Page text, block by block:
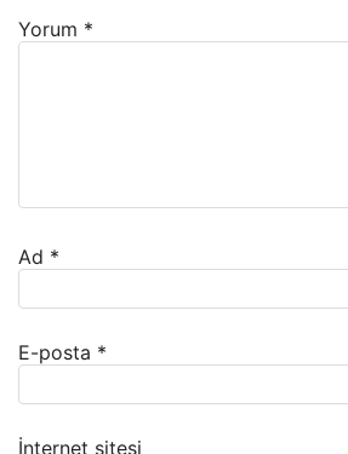
Yorum *
Ad *
E-posta *
İnternet sitesi